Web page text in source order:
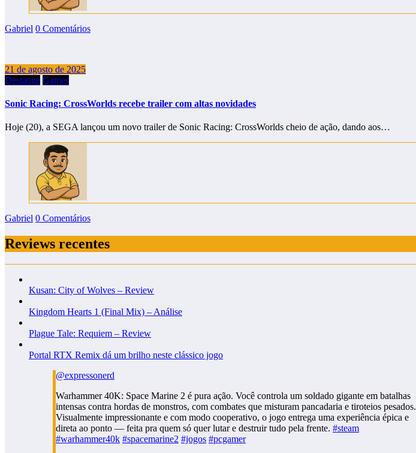
Gabriel 0 Comentários
21 de agosto de 2025
Destaque Games
Sonic Racing: CrossWorlds recebe trailer com altas novidades
Hoje (20), a SEGA lançou um novo trailer de Sonic Racing: CrossWorlds cheio de ação, dando aos…
Gabriel 0 Comentários
Reviews recentes
Kusan: City of Wolves – Review
Kingdom Hearts 1 (Final Mix) – Análise
Plague Tale: Requiem – Review
Portal RTX Remix dá um brilho neste clássico jogo
@expressonerd
Warhammer 40K: Space Marine 2 é pura ação. Você controla um soldado gigante em batalhas
intensas contra hordas de monstros, com combates que misturam pancadaria e tiroteios pesados.
Visualmente impressionante e com modo cooperativo, o jogo entrega uma experiência épica e
direta ao ponto — feita pra quem só quer lutar e destruir tudo pela frente. #steam
#warhammer40k #spacemarine2 #jogos #pcgamer